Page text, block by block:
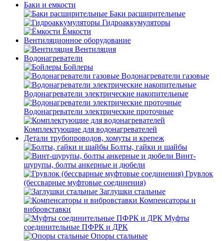
Баки и емкости
Баки расширительные
Гидроаккумуляторы
Ёмкости
Вентиляционное оборудование
Вентиляция
Водонагреватели
Бойлеры
Водонагреватели газовые
Водонагреватели электрические накопительные
Водонагреватели электрические проточные
Комплектующие для водонагревателей
Детали трубопроводов, хомуты и крепеж
Болты, гайки и шайбы
Винт-
шурупы, болты анкерные и дюбели
Грувлок
(бессварные муфтовые соединения)
Заглушки стальные
Компенсаторы и
вибровставки
Муфты
соединительные ПФРК и ДРК
Опоры стальные